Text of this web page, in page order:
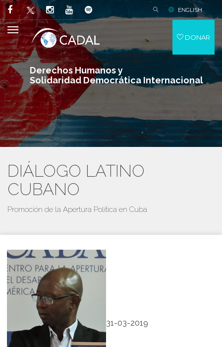
Derechos Humanos y
Solidaridad Democrática Internacional
ENGLISH
DONAR
DIÁLOGO LATINO
CUBANO
Promoción de la Apertura Política en Cuba
31-03-2019